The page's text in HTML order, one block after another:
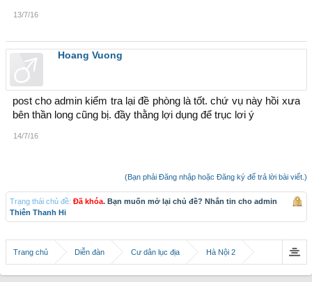
13/7/16
Hoang Vuong
post cho admin kiểm tra lại đề phòng là tốt. chứ vụ này hồi xưa
bên thần long cũng bị. đầy thằng lợi dụng để trục lơi ý
14/7/16
(Bạn phải Đăng nhập hoặc Đăng ký để trả lời bài viết.)
Trạng thái chủ đề: Đã khóa. Bạn muốn mở lại chủ đề? Nhắn tin cho admin
Thiên Thanh Hi
Trang chủ Diễn đàn Cư dân lục địa Hà Nội 2